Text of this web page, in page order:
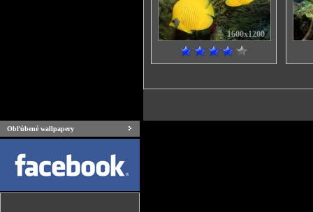
1600x1200
Obľúbené wallpapery